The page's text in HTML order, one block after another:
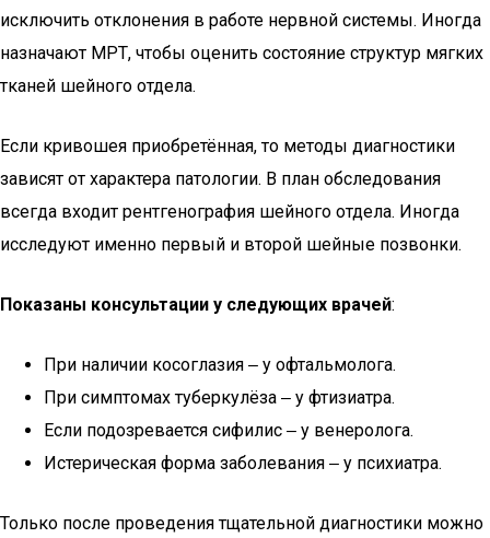
исключить отклонения в работе нервной системы. Иногда
назначают МРТ, чтобы оценить состояние структур мягких
тканей шейного отдела.
Если кривошея приобретённая, то методы диагностики
зависят от характера патологии. В план обследования
всегда входит рентгенография шейного отдела. Иногда
исследуют именно первый и второй шейные позвонки.
Показаны консультации у следующих врачей:
При наличии косоглазия ‒ у офтальмолога.
При симптомах туберкулёза ‒ у фтизиатра.
Если подозревается сифилис ‒ у венеролога.
Истерическая форма заболевания ‒ у психиатра.
Только после проведения тщательной диагностики можно